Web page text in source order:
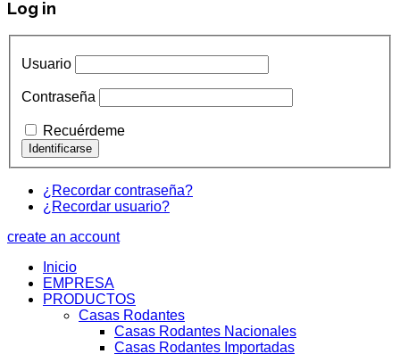
Log in
Usuario
Contraseña
Recuérdeme
¿Recordar contraseña?
¿Recordar usuario?
create an account
Inicio
EMPRESA
PRODUCTOS
Casas Rodantes
Casas Rodantes Nacionales
Casas Rodantes Importadas